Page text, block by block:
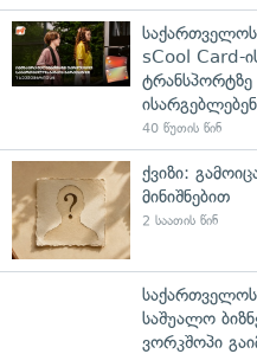
sCool Card-
ისარგებლებენ
40 წუთის წინ
ქვიზი:
მინიშნებით
2 საათის წინ
საქართველოს
საშუალო
ვორკშოპი